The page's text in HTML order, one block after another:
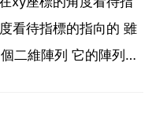
看待指標的指向的 雖
二維陣列 它的陣列名
n 當使用a時,可以等